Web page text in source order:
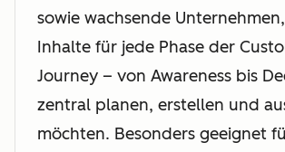
sowie wachsende
Inhalte für jede Phase der
Journey – von Awareness bis
zentral planen, erstellen und
möchten. Besonders geeignet